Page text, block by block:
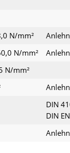
N/mm²
N/mm²
N/mm²
DIN
DIN